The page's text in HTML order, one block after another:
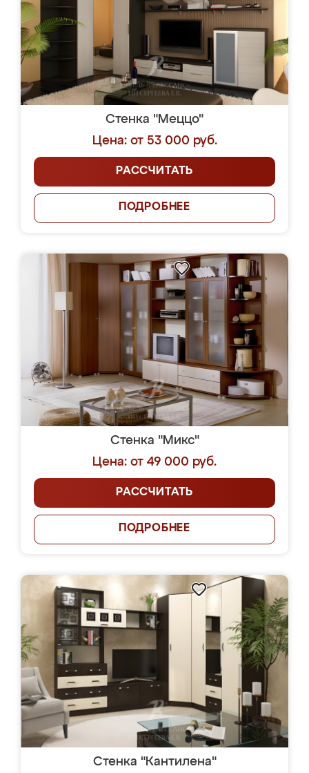
Стенка "Меццо"
Цена: от 53 000 руб.
РАССЧИТАТЬ
ПОДРОБНЕЕ
Стенка "Микс"
Цена: от 49 000 руб.
РАССЧИТАТЬ
ПОДРОБНЕЕ
Стенка "Кантилена"